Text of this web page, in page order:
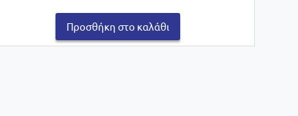
€20,99.
είναι:
€16,79.
Προσθήκη στο καλάθι